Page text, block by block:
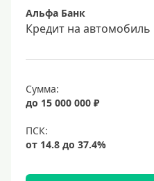
Альфа Банк
Кредит на автомобиль
Сумма:
до 15 000 000 ₽